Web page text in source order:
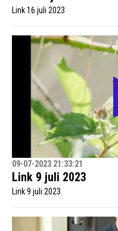
Link 16 juli 2023
09-07-2023 21:33:21
Link 9 juli 2023
Link 9 juli 2023